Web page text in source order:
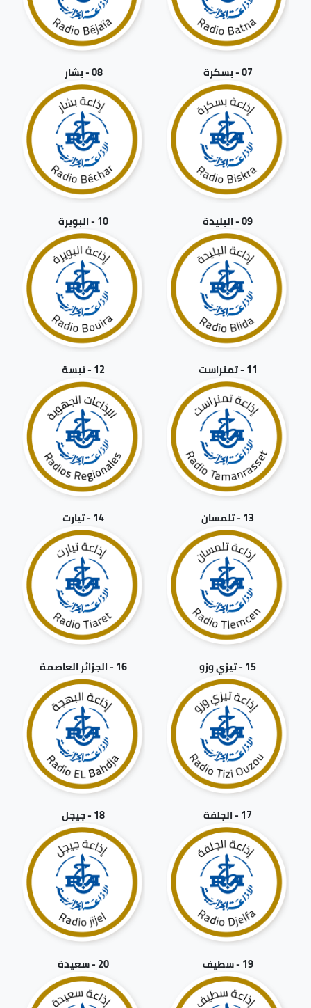
07 - بسكرة 08 - بشار
09 - البليدة 10 - البويرة
11 - تمنراست 12 - تبسة
13 - تلمسان 14 - تيارت
15 - تيزي وزو 16 - الجزائر العاصمة
17 - الجلفة 18 - جيجل
19 - سطيف 20 - سعيدة